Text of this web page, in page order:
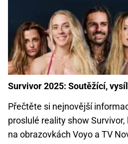
Survivor 2025: Soutěžící,
Přečtěte si nejnovější
proslulé reality show
na obrazovkách Voyo a TV